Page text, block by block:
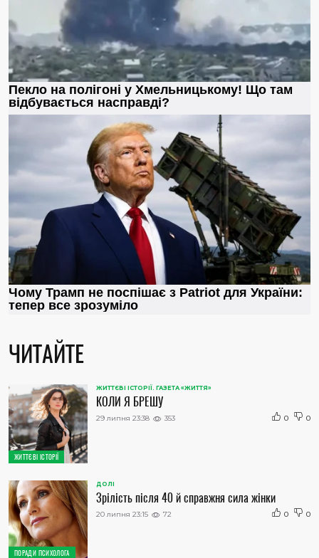
ЧИТАЙТЕ
ЖИТТЄВІ ІСТОРІЇ
ЖИТТЄВІ ІСТОРІЇ. ГАЗЕТА «ЖИТТЯ»
КОЛИ Я БРЕШУ
29 липня 23:38 353 0 0
ПОРАДИ ПСИХОЛОГА
ДОЛІ
Зрілість після 40 й справжня сила жінки
20 липня 23:15 72 0 0